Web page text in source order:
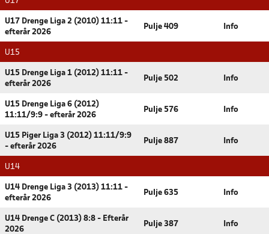
U17 Drenge Liga 2 (2010) 11:11 -
efterår 2026
Pulje 409 Info
U15
U15 Drenge Liga 1 (2012) 11:11 -
efterår 2026
Pulje 502 Info
U15 Drenge Liga 6 (2012)
11:11/9:9 - efterår 2026
Pulje 576 Info
U15 Piger Liga 3 (2012) 11:11/9:9
- efterår 2026
Pulje 887 Info
U14
U14 Drenge Liga 3 (2013) 11:11 -
efterår 2026
Pulje 635 Info
U14 Drenge C (2013) 8:8 - Efterår
2026
Pulje 387 Info